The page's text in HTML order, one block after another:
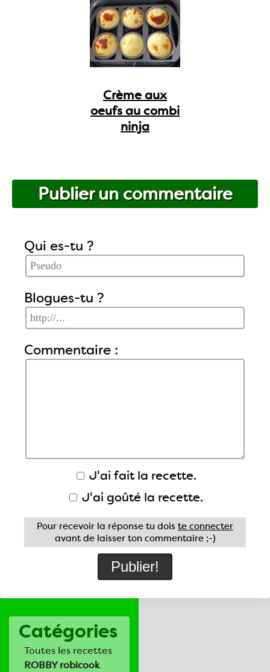
Catégories
Toutes les recettes
ROBBY robicook
Crème aux
oeufs au combi
ninja
Publier un commentaire
Qui es-tu ?
Blogues-tu ?
Commentaire :
J'ai fait la recette.
J'ai goûté la recette.
Pour recevoir la réponse tu dois te connecter
avant de laisser ton commentaire ;-)